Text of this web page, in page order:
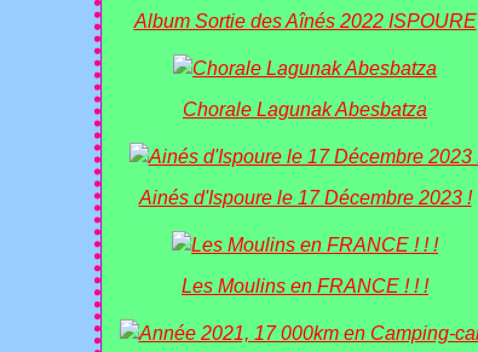
Album Sortie des Aînés 2022 ISPOURE
Chorale Lagunak Abesbatza
Ainés d'Ispoure le 17 Décembre 2023 !
Les Moulins en FRANCE ! ! !